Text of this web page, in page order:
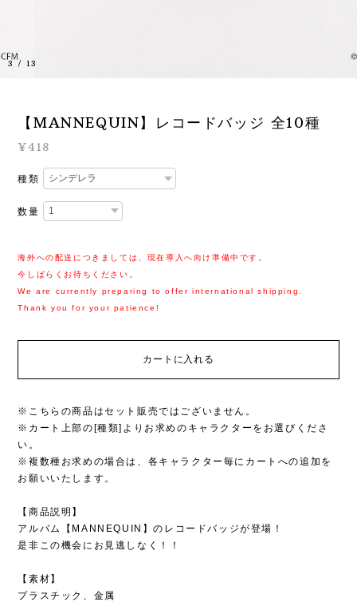
3/13
【MANNEQUIN】レコードバッジ 全10種
¥418
種類
数量
海外への配送につきましては、現在導入へ向け準備中です。
今しばらくお待ちください。
We are currently preparing to offer international shipping.
Thank you for your patience!
カートに入れる
※こちらの商品はセット販売ではございません。
※カート上部の[種類]よりお求めのキャラクターをお選びくださ
い。
※複数種お求めの場合は、各キャラクター毎にカートへの追加を
お願いいたします。
【商品説明】
アルバム【MANNEQUIN】のレコードバッジが登場！
是非この機会にお見逃しなく！！
【素材】
プラスチック、金属